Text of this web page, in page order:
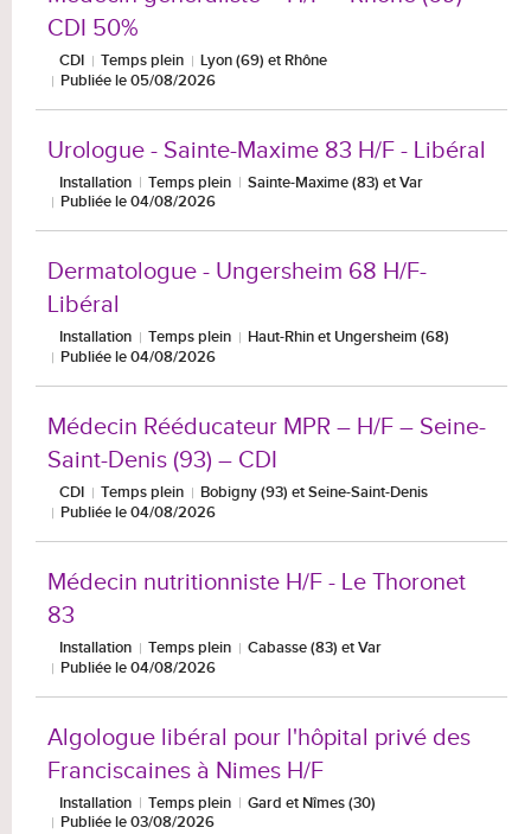
CDI 50%
CDI Temps plein
Lyon (69) et Rhône
Publiée le 05/08/2026
Urologue - Sainte-Maxime 83 H/F - Libéral
Installation Temps plein
Sainte-Maxime (83) et Var
Publiée le 04/08/2026
Dermatologue - Ungersheim 68 H/F-
Libéral
Installation Temps plein
Haut-Rhin et Ungersheim (68)
Publiée le 04/08/2026
Médecin Rééducateur MPR – H/F – Seine-
Saint-Denis (93) – CDI
CDI Temps plein
Bobigny (93) et Seine-Saint-Denis
Publiée le 04/08/2026
Médecin nutritionniste H/F - Le Thoronet
83
Installation Temps plein
Cabasse (83) et Var
Publiée le 04/08/2026
Algologue libéral pour l'hôpital privé des
Franciscaines à Nimes H/F
Installation Temps plein
Gard et Nîmes (30)
Publiée le 03/08/2026